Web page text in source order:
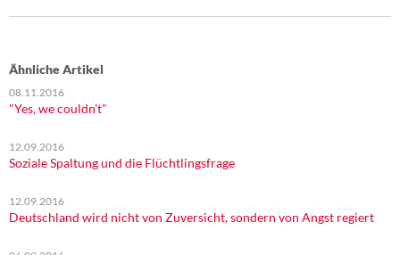
Ähnliche Artikel
08.11.2016
"Yes, we couldn't"
12.09.2016
Soziale Spaltung und die Flüchtlingsfrage
12.09.2016
Deutschland wird nicht von Zuversicht, sondern von Angst regiert